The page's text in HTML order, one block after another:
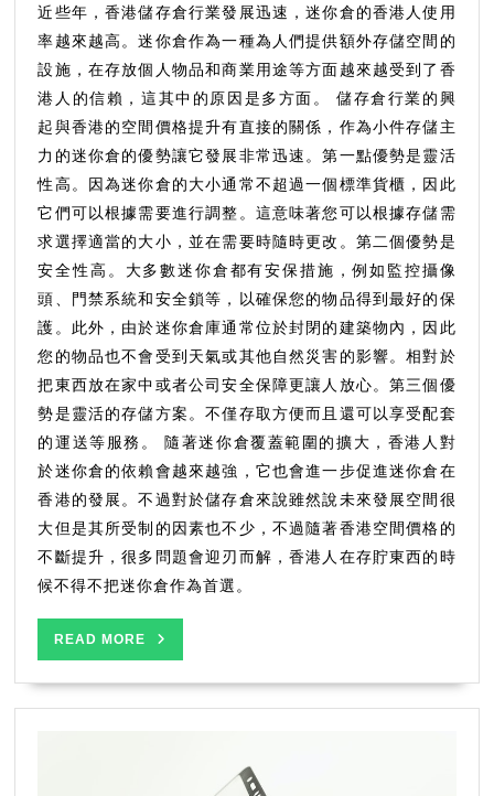
成
為
香
港
人
存
儲
的
首
選
近些年，香港儲存倉行業發展迅速，迷你倉的香港人使用
率越來越高。迷你倉作為一種為人們提供額外存儲空間的
設施，在存放個人物品和商業用途等方面越來越受到了香
港人的信賴，這其中的原因是多方面。 儲存倉行業的興
起與香港的空間價格提升有直接的關係，作為小件存儲主
力的迷你倉的優勢讓它發展非常迅速。第一點優勢是靈活
性高。因為迷你倉的大小通常不超過一個標準貨櫃，因此
它們可以根據需要進行調整。這意味著您可以根據存儲需
求選擇適當的大小，並在需要時隨時更改。第二個優勢是
安全性高。大多數迷你倉都有安保措施，例如監控攝像
頭、門禁系統和安全鎖等，以確保您的物品得到最好的保
護。此外，由於迷你倉庫通常位於封閉的建築物內，因此
您的物品也不會受到天氣或其他自然災害的影響。相對於
把東西放在家中或者公司安全保障更讓人放心。第三個優
勢是靈活的存儲方案。不僅存取方便而且還可以享受配套
的運送等服務。 隨著迷你倉覆蓋範圍的擴大，香港人對
於迷你倉的依賴會越來越強，它也會進一步促進迷你倉在
香港的發展。不過對於儲存倉來說雖然說未來發展空間很
大但是其所受制的因素也不少，不過隨著香港空間價格的
不斷提升，很多問題會迎刃而解，香港人在存貯東西的時
候不得不把迷你倉作為首選。
READ MORE
MORE